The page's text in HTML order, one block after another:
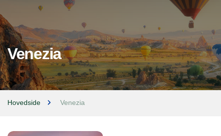
Venezia
Hovedside Venezia